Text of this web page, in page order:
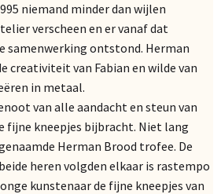
niemand minder dan wijlen
verscheen en er vanaf dat
samenwerking ontstond. Herman
creativiteit van Fabian en wilde van
in metaal.
van alle aandacht en steun van
fijne kneepjes bijbracht. Niet lang
Herman Brood trofee. De
heren volgden elkaar is rastempo
kunstenaar de fijne kneepjes van